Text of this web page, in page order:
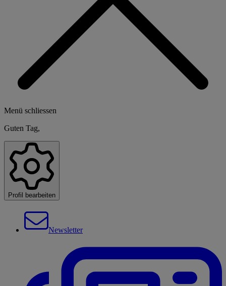
Menü schliessen
Guten Tag,
Profil bearbeiten
Newsletter